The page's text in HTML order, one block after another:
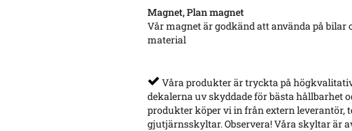
Magnet, Plan magnet
Vår magnet är godkänd att använda på bilar
material
Våra produkter är tryckta på
dekalerna uv skyddade för bästa hållbarhet
produkter köper vi in från extern leverantör,
gjutjärnsskyltar. Observera! Våra skyltar är